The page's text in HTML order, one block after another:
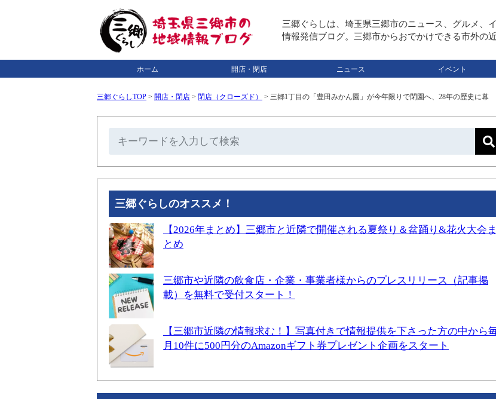
三郷ぐらしは、埼玉県三郷市のニュース、グルメ、
情報発信ブログ。三郷市からおでかけできる市外の
ホーム 開店・閉店 ニュース イベント
三郷ぐらしTOP > 開店・閉店 > 閉店（クローズド） > 三郷1丁目の「豊田みかん園」が今年限りで閉園へ、28年の歴史に幕
三郷ぐらしのオススメ！
【2026年まとめ】三郷市と近隣で開催される夏祭り＆盆踊り&花火大会ま
とめ
三郷市や近隣の飲食店・企業・事業者様からのプレスリリース（記事掲
載）を無料で受付スタート！
【三郷市近隣の情報求む！】写真付きで情報提供を下さった方の中から
月10件に500円分のAmazonギフト券プレゼント企画をスタート